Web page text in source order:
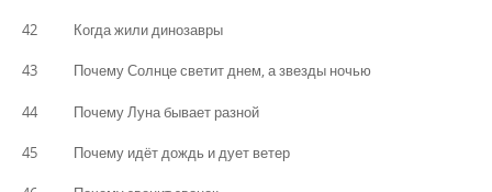
42 Когда жили динозавры
43 Почему Солнце светит днем, а звезды ночью
44 Почему Луна бывает разной
45 Почему идёт дождь и дует ветер